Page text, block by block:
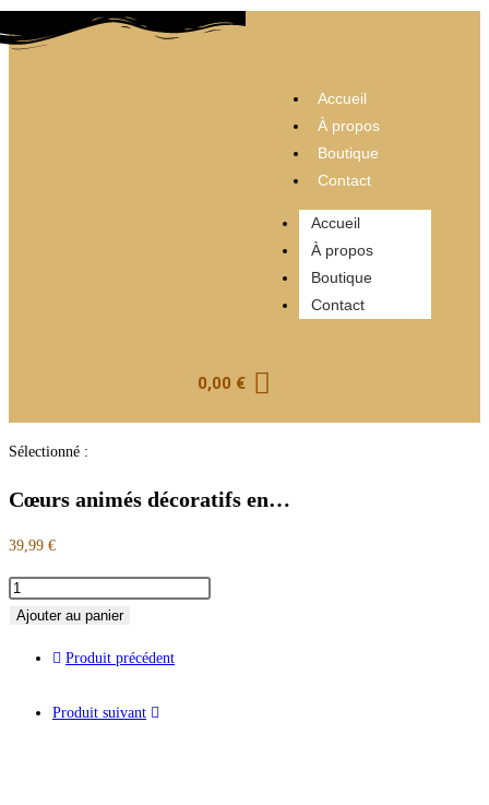
Accueil
À propos
Boutique
Contact
Accueil
À propos
Boutique
Contact
0,00 €
Sélectionné :
Cœurs animés décoratifs en…
39,99 €
Ajouter au panier
Produit précédent
Produit suivant